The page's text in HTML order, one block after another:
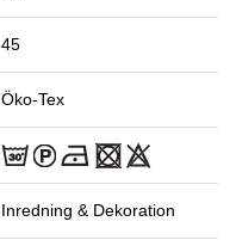
45
Öko-Tex
Inredning & Dekoration